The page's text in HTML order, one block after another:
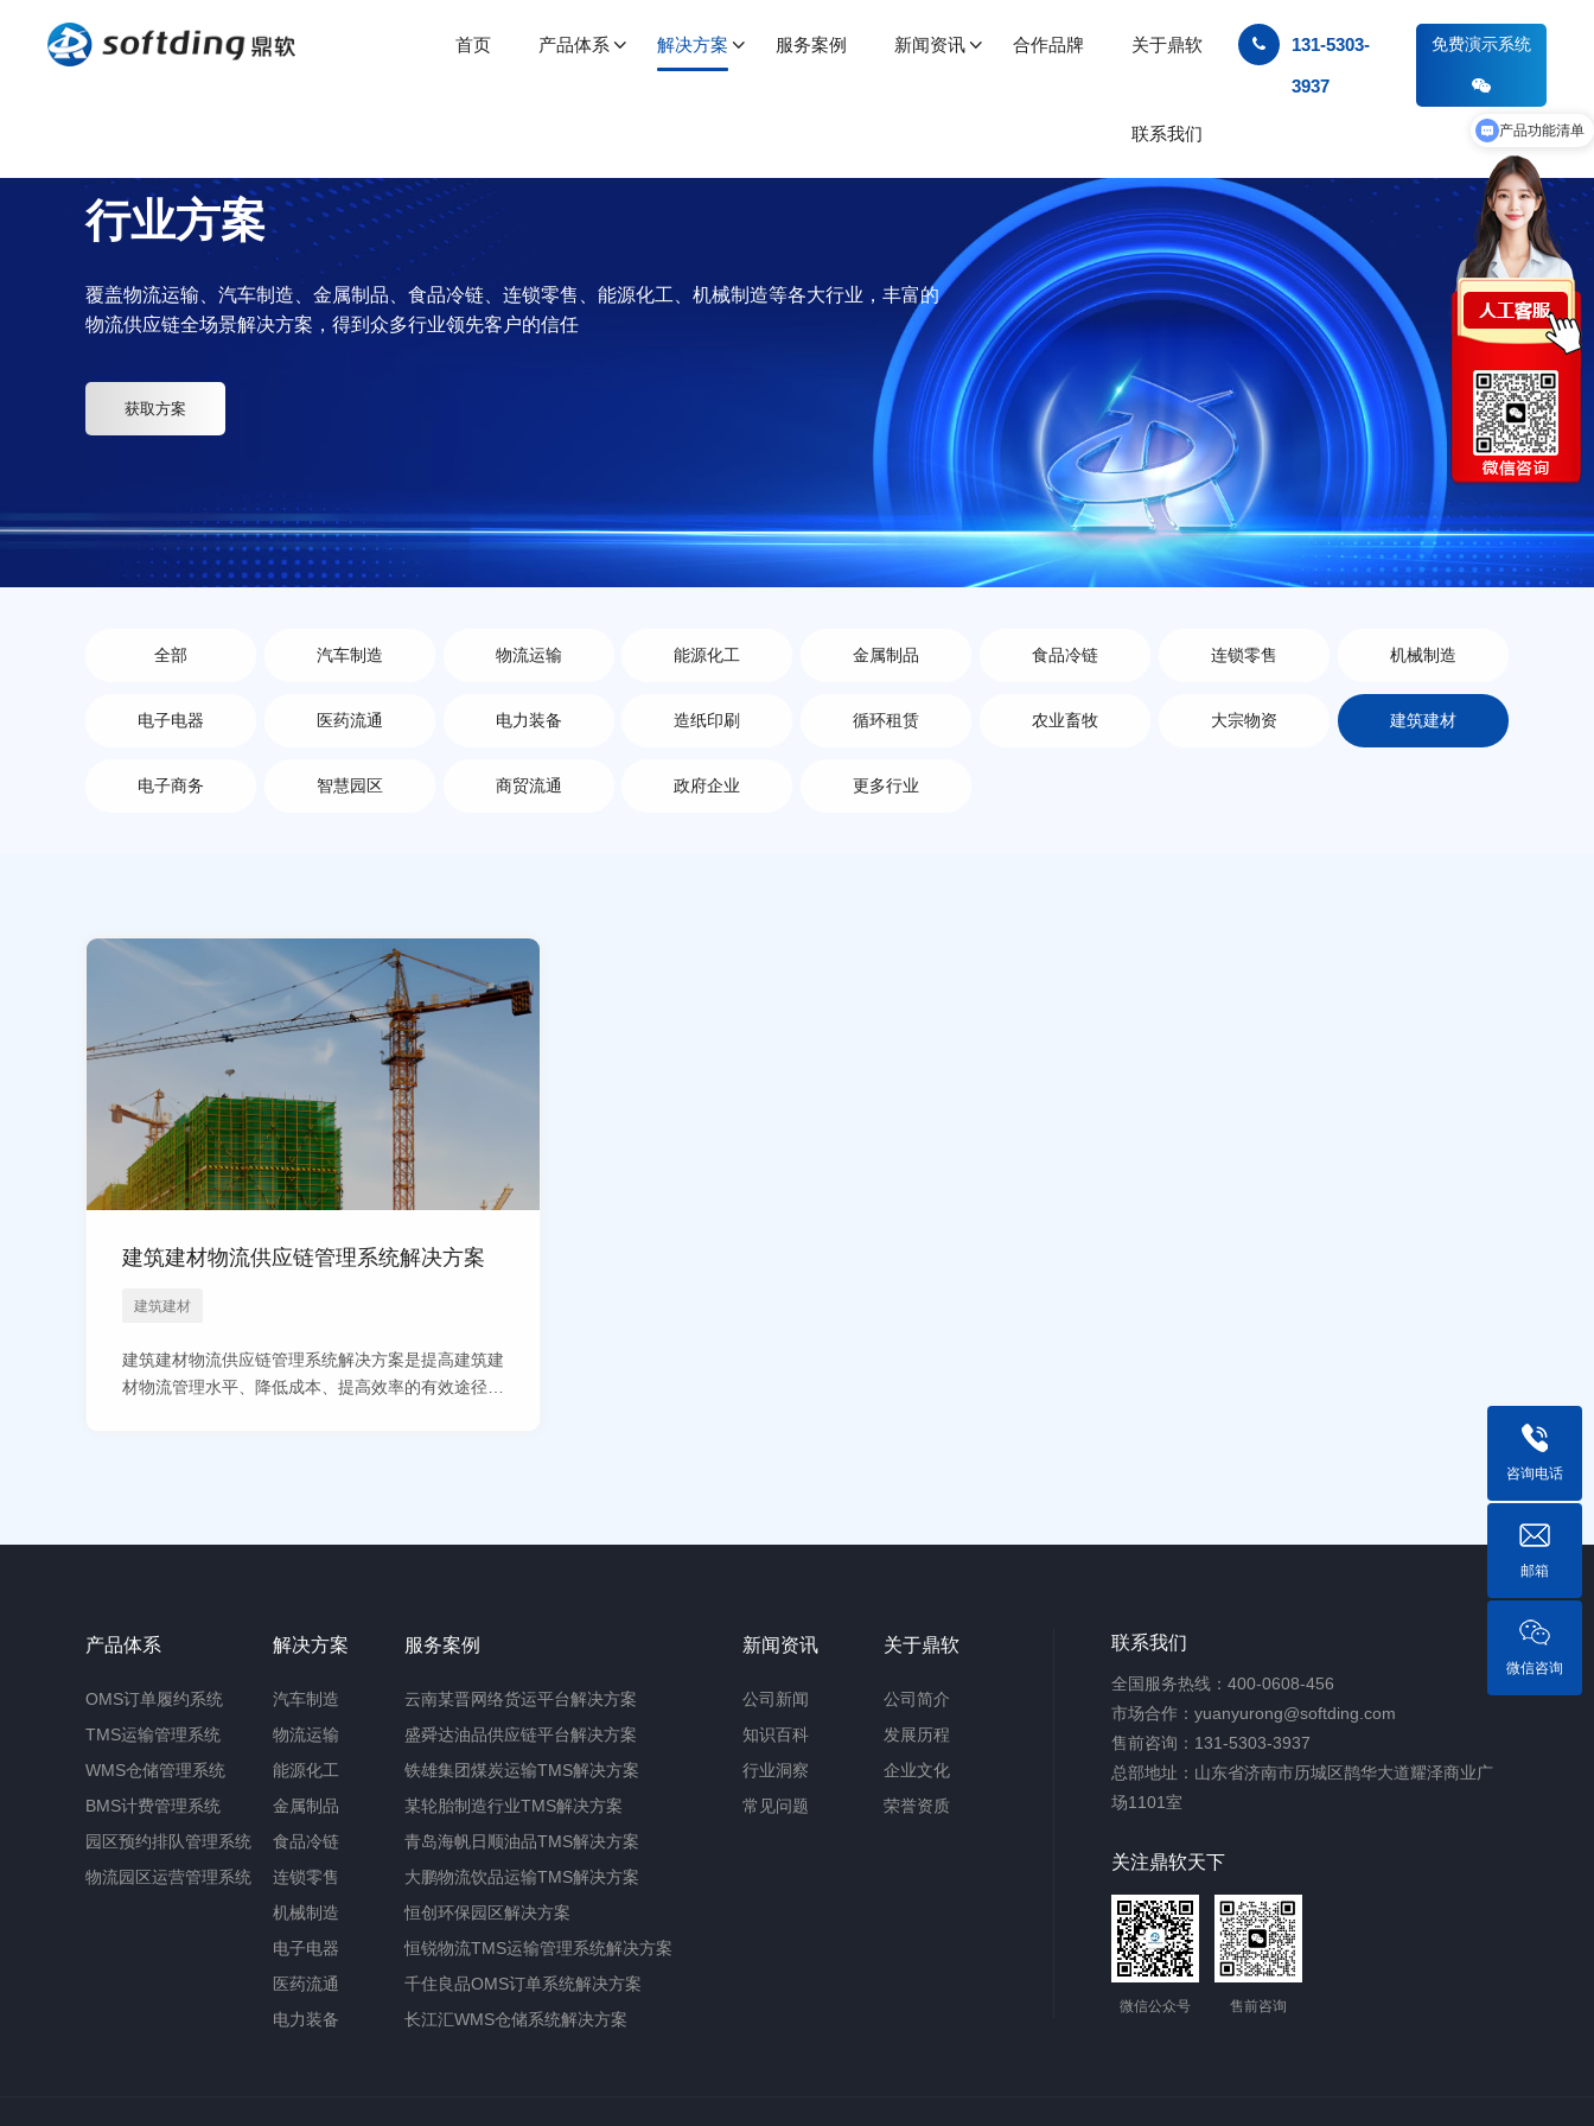
首页 产品体系 解决方案 服务案例 新闻资讯 合作品牌 关于鼎软
联系我们
131-5303-
3937
免费演示系统
行业方案
覆盖物流运输、汽车制造、金属制品、食品冷链、连锁零售、能源化工、机械制造等各大行业，丰富的
物流供应链全场景解决方案，得到众多行业领先客户的信任
获取方案
全部 汽车制造 物流运输 能源化工 金属制品 食品冷链 连锁零售 机械制造
电子电器 医药流通 电力装备 造纸印刷 循环租赁 农业畜牧 大宗物资 建筑建材
电子商务 智慧园区 商贸流通 政府企业 更多行业
建筑建材物流供应链管理系统解决方案
建筑建材
建筑建材物流供应链管理系统解决方案是提高建筑建
材物流管理水平、降低成本、提高效率的有效途径。
获取解决方案 查看方案
产品体系
OMS订单履约系统
TMS运输管理系统
WMS仓储管理系统
BMS计费管理系统
园区预约排队管理系统
物流园区运营管理系统
解决方案
汽车制造
物流运输
能源化工
金属制品
食品冷链
连锁零售
机械制造
电子电器
医药流通
电力装备
服务案例
云南某晋网络货运平台解决方案
盛舜达油品供应链平台解决方案
铁雄集团煤炭运输TMS解决方案
某轮胎制造行业TMS解决方案
青岛海帆日顺油品TMS解决方案
大鹏物流饮品运输TMS解决方案
恒创环保园区解决方案
恒锐物流TMS运输管理系统解决方案
千住良品OMS订单系统解决方案
长江汇WMS仓储系统解决方案
新闻资讯
公司新闻
知识百科
行业洞察
常见问题
关于鼎软
公司简介
发展历程
企业文化
荣誉资质
联系我们
全国服务热线：400-0608-456
市场合作：yuanyurong@softding.com
售前咨询：131-5303-3937
总部地址：山东省济南市历城区鹊华大道耀泽商业广
场1101室
关注鼎软天下
微信公众号 售前咨询
咨询电话
邮箱
微信咨询
产品功能清单